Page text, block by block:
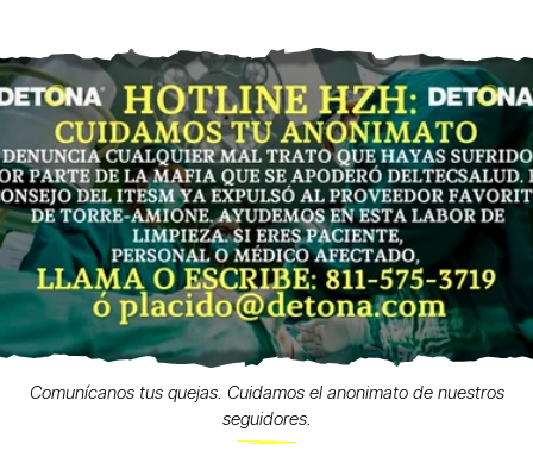
Comunícanos tus quejas. Cuidamos el anonimato de nuestros
seguidores.